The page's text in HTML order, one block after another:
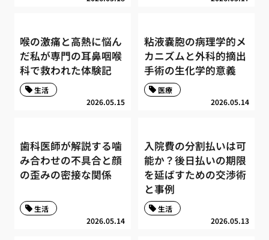
喉の激痛と高熱に悩ん
だ私が専門の耳鼻咽喉
科で救われた体験記
2026.05.15
生活
粘液嚢胞の病理学的メ
カニズムと外科的摘出
手術の生化学的意義
2026.05.14
医療
歯科医師が解説する噛
み合わせの不具合と顔
の歪みの密接な関係
2026.05.14
生活
入院費の分割払いは可
能か？後日払いの期限
を延ばすための交渉術
と事例
2026.05.13
生活